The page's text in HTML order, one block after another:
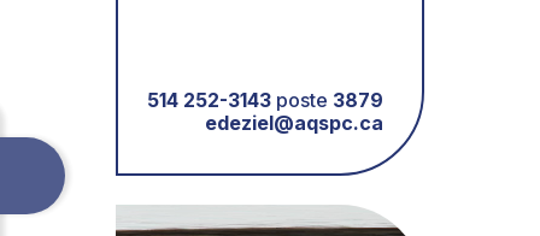
514 252-3143 poste 3879
edeziel@aqspc.ca